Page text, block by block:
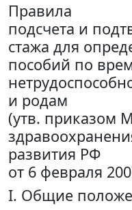
Правила
подсчета и
стажа для
пособий по
и родам
(утв. приказом
развития РФ
от 6 февраля
I. Общие